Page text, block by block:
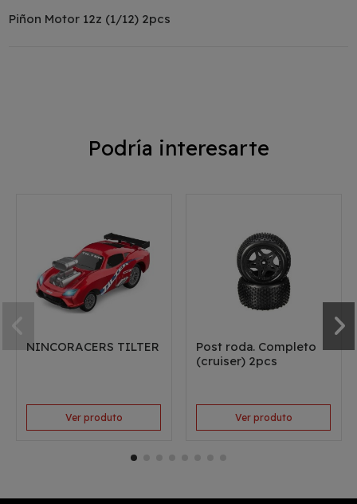
Piñon Motor 12z (1/12) 2pcs
Podría interesarte
NINCORACERS TILTER
Ver produto
Post roda. Completo
(cruiser) 2pcs
Ver produto